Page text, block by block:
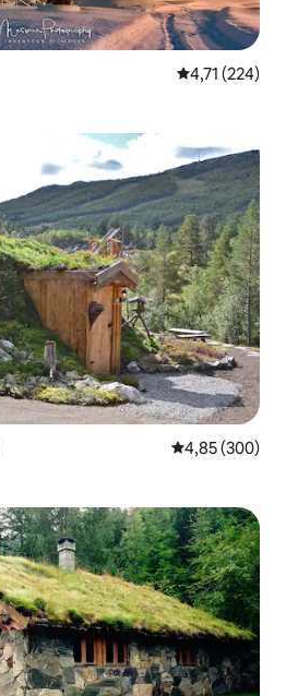
Średnia
4,71 (224)
Średnia
4,85 (300)